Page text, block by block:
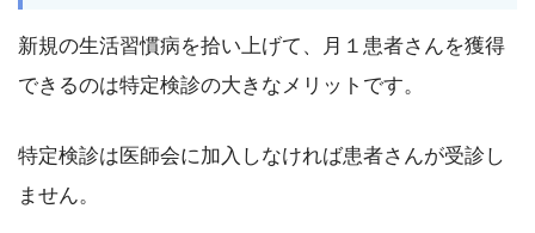
新規の生活習慣病を拾い上げて、月１患者さんを獲得
できるのは特定検診の大きなメリットです。
特定検診は医師会に加入しなければ患者さんが受診し
ません。